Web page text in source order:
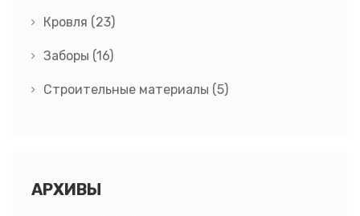
Кровля (23)
Заборы (16)
Строительные материалы (5)
АРХИВЫ